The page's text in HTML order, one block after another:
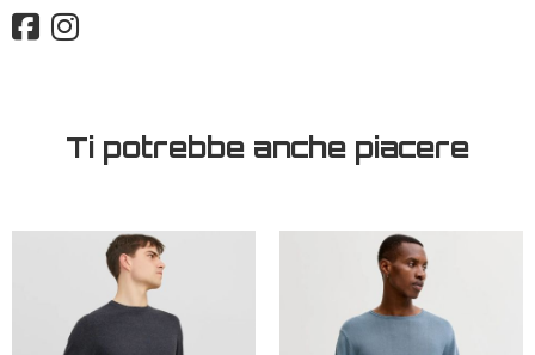
Ti potrebbe anche piacere